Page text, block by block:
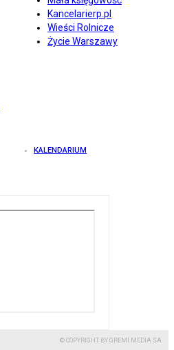
Kancelarierp.pl
Wieści Rolnicze
Życie Warszawy
KALENDARIUM
© COPYRIGHT BY GREMI MEDIA SA